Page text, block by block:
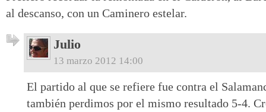
al descanso, con un Caminero estelar.
Julio
13 marzo 2012 14:00
El partido al que se refiere fue contra el
también perdimos por el mismo resultado 5-4.